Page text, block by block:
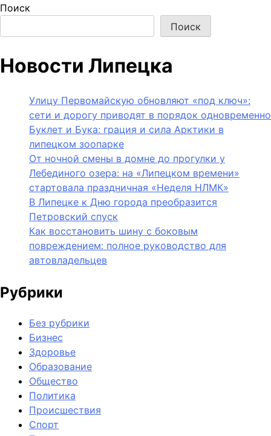
Поиск
Поиск
Новости Липецка
Улицу Первомайскую обновляют «под ключ»:
сети и дорогу приводят в порядок одновременно
Буклет и Бука: грация и сила Арктики в
липецком зоопарке
От ночной смены в домне до прогулки у
Лебединого озера: на «Липецком времени»
стартовала праздничная «Неделя НЛМК»
В Липецке к Дню города преобразится
Петровский спуск
Как восстановить шину с боковым
повреждением: полное руководство для
автовладельцев
Рубрики
Без рубрики
Бизнес
Здоровье
Образование
Общество
Политика
Происшествия
Спорт